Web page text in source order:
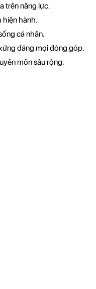
trên năng lực.
hiện hành.
cá nhân.
đáng mọi đóng góp.
môn sâu rộng.